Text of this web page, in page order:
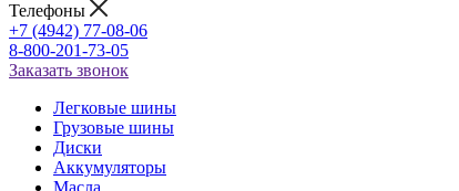
Телефоны
+7 (4942) 77-08-06
8-800-201-73-05
Заказать звонок
Легковые шины
Грузовые шины
Диски
Аккумуляторы
Масла